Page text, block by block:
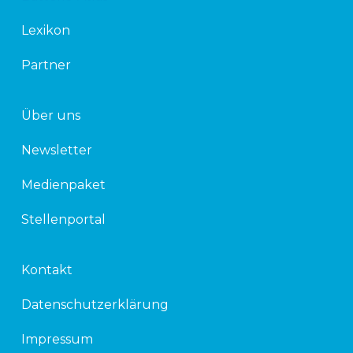
Lexikon
Partner
Über uns
Newsletter
Medienpaket
Stellenportal
Kontakt
Datenschutzerklärung
Impressum